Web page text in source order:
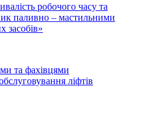
робочого часу та
паливно – мастильними
засобів»
та фахівцями
ліфтів